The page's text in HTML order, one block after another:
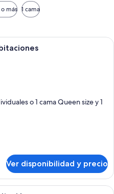
más 1 cama
Habitación de hotel con dos camas,
o 1 cama Queen size y 1
Ver disponibilidad y precio
Una sala de estar con sofá, sillas,